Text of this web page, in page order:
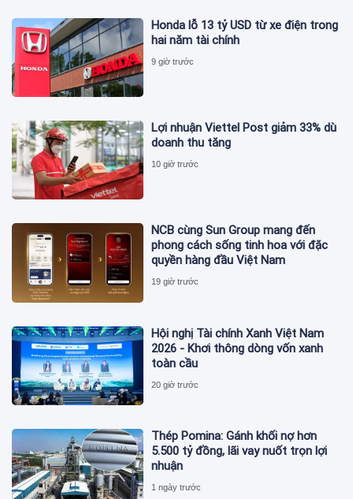
Honda lỗ 13 tỷ USD từ xe điện trong
hai năm tài chính
9 giờ trước
Lợi nhuận Viettel Post giảm 33% dù
doanh thu tăng
10 giờ trước
NCB cùng Sun Group mang đến
phong cách sống tinh hoa với đặc
quyền hàng đầu Việt Nam
19 giờ trước
Hội nghị Tài chính Xanh Việt Nam
2026 - Khơi thông dòng vốn xanh
toàn cầu
20 giờ trước
Thép Pomina: Gánh khối nợ hơn
5.500 tỷ đồng, lãi vay nuốt trọn lợi
nhuận
1 ngày trước